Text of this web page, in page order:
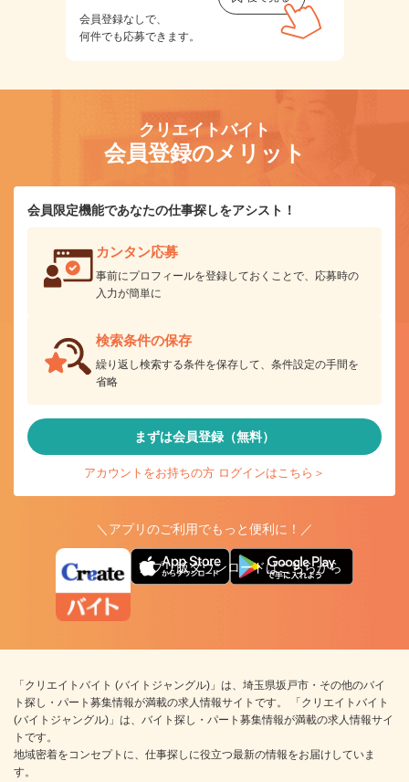
会員登録なしで、
何件でも応募できます。
クリエイトバイト
会員登録のメリット
会員限定機能であなたの仕事探しをアシスト！
カンタン応募
事前にプロフィールを登録しておくことで、応募時の
入力が簡単に
検索条件の保存
繰り返し検索する条件を保存して、条件設定の手間を
省略
まずは会員登録（無料）
アカウントをお持ちの方 ログインはこちら＞
＼アプリのご利用でもっと便利に！／
アプリ版ダウンロードはこちらから
「クリエイトバイト (バイトジャングル)」は、埼玉県坂戸市・その他のバイ
ト探し・パート募集情報が満載の求人情報サイトです。 「クリエイトバイト
(バイトジャングル)」は、バイト探し・パート募集情報が満載の求人情報サイ
トです。
地域密着をコンセプトに、仕事探しに役立つ最新の情報をお届けしていま
す。